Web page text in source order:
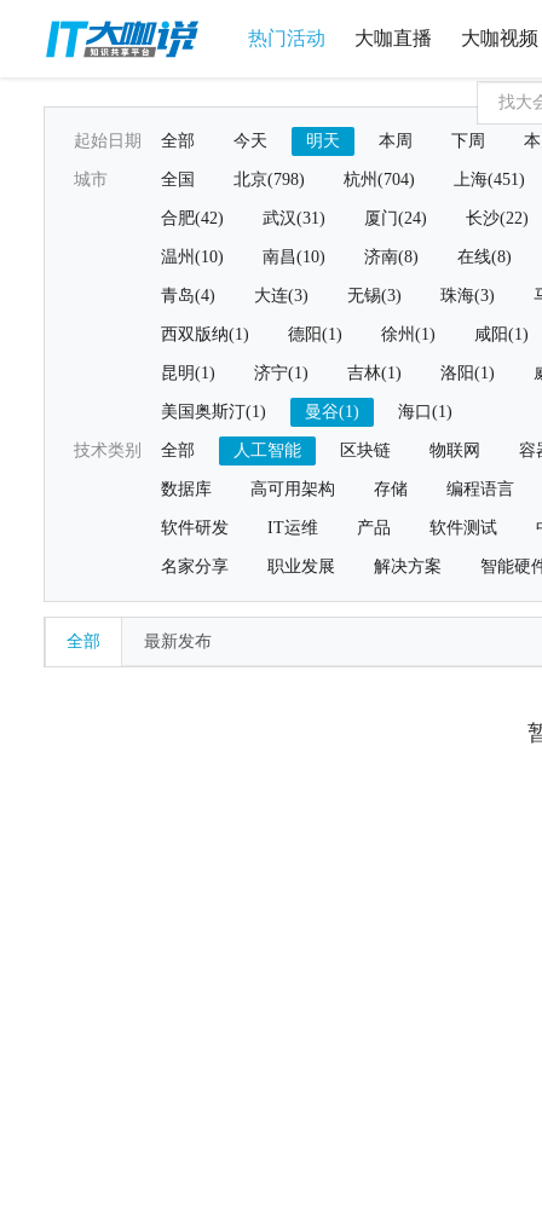
热门活动 大咖直播 大咖视频
起始日期 全部 今天 明天 本周 下周
城市 全国 北京(798) 杭州(704) 上海(451)
合肥(42) 武汉(31) 厦门(24) 长沙(22)
温州(10) 南昌(10) 济南(8) 在线(8)
青岛(4) 大连(3) 无锡(3) 珠海(3)
西双版纳(1) 德阳(1) 徐州(1) 咸阳(1)
昆明(1) 济宁(1) 吉林(1) 洛阳(1)
美国奥斯汀(1) 曼谷(1) 海口(1)
技术类别 全部 人工智能 区块链 物联网 容
数据库 高可用架构 存储 编程语言
软件研发 IT运维 产品 软件测试
名家分享 职业发展 解决方案 智能硬
全部 最新发布